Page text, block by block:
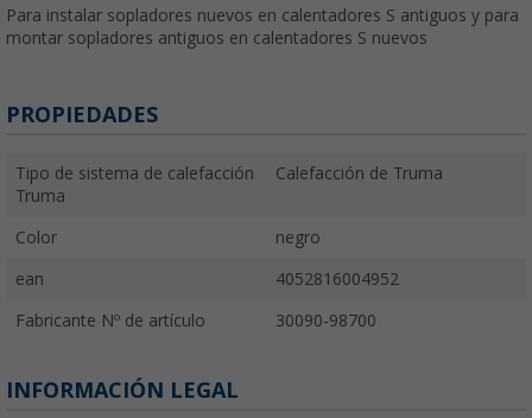
Para instalar sopladores nuevos en calentadores S antiguos y para
montar sopladores antiguos en calentadores S nuevos
PROPIEDADES
Tipo de sistema de calefacción
Truma
Calefacción de Truma
Color negro
ean 4052816004952
Fabricante Nº de artículo 30090-98700
INFORMACIÓN LEGAL